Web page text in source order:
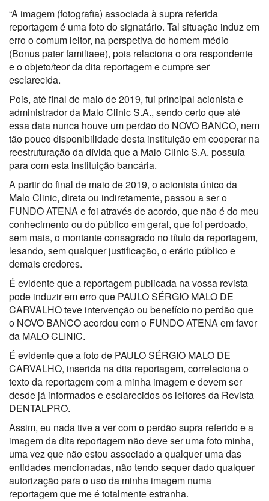
“A imagem (fotografia) associada à supra referida
reportagem é uma foto do signatário. Tal situação induz em
erro o comum leitor, na perspetiva do homem médio
(Bonus pater familiaee), pois relaciona o ora respondente
e o objeto/teor da dita reportagem e cumpre ser
esclarecida.
Pois, até final de maio de 2019, fui principal acionista e
administrador da Malo Clinic S.A., sendo certo que até
essa data nunca houve um perdão do NOVO BANCO, nem
tão pouco disponibilidade desta instituição em cooperar na
reestruturação da dívida que a Malo Clinic S.A. possuía
para com esta instituição bancária.
A partir do final de maio de 2019, o acionista único da
Malo Clinic, direta ou indiretamente, passou a ser o
FUNDO ATENA e foi através de acordo, que não é do meu
conhecimento ou do público em geral, que foi perdoado,
sem mais, o montante consagrado no título da reportagem,
lesando, sem qualquer justificação, o erário público e
demais credores.
É evidente que a reportagem publicada na vossa revista
pode induzir em erro que PAULO SÉRGIO MALO DE
CARVALHO teve intervenção ou benefício no perdão que
o NOVO BANCO acordou com o FUNDO ATENA em favor
da MALO CLINIC.
É evidente que a foto de PAULO SÉRGIO MALO DE
CARVALHO, inserida na dita reportagem, correlaciona o
texto da reportagem com a minha imagem e devem ser
desde já informados e esclarecidos os leitores da Revista
DENTALPRO.
Assim, eu nada tive a ver com o perdão supra referido e a
imagem da dita reportagem não deve ser uma foto minha,
uma vez que não estou associado a qualquer uma das
entidades mencionadas, não tendo sequer dado qualquer
autorização para o uso da minha imagem numa
reportagem que me é totalmente estranha.